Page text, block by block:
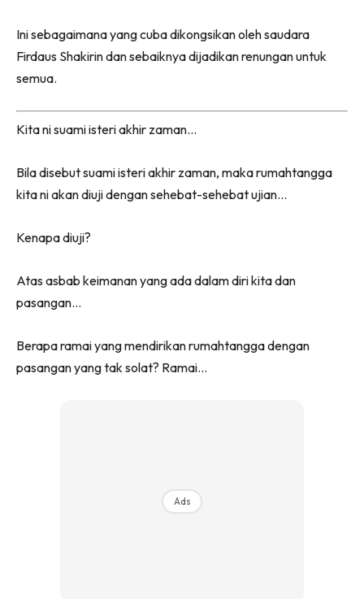
Ini sebagaimana yang cuba dikongsikan oleh saudara
Firdaus Shakirin dan sebaiknya dijadikan renungan untuk
semua.
Kita ni suami isteri akhir zaman…
Bila disebut suami isteri akhir zaman, maka rumahtangga
kita ni akan diuji dengan sehebat-sehebat ujian…
Kenapa diuji?
Atas asbab keimanan yang ada dalam diri kita dan
pasangan…
Berapa ramai yang mendirikan rumahtangga dengan
pasangan yang tak solat? Ramai…
Ads